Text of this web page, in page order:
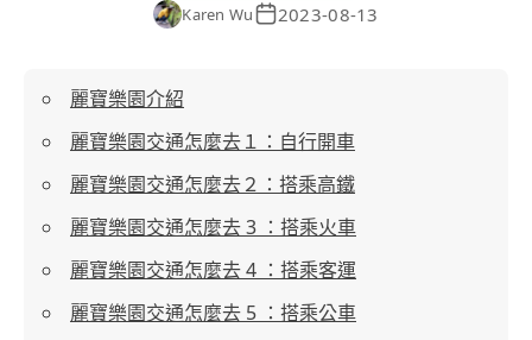
Karen Wu
2023-08-13
麗寶樂園介紹
麗寶樂園交通怎麼去１：自行開車
麗寶樂園交通怎麼去２：搭乘高鐵
麗寶樂園交通怎麼去 3 ：搭乘火車
麗寶樂園交通怎麼去 4 ：搭乘客運
麗寶樂園交通怎麼去 5 ：搭乘公車